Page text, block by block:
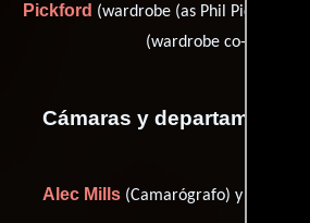
Pickford (wardrobe (as Phil Pickford)) y
(wardrobe co-ordinator
Cámaras y departamento
Alec Mills (Camarógrafo) y